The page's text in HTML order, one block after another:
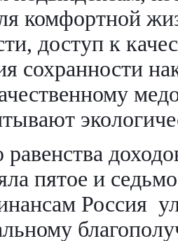
комфортной
доступ к
сохранности
пятое и
Россия